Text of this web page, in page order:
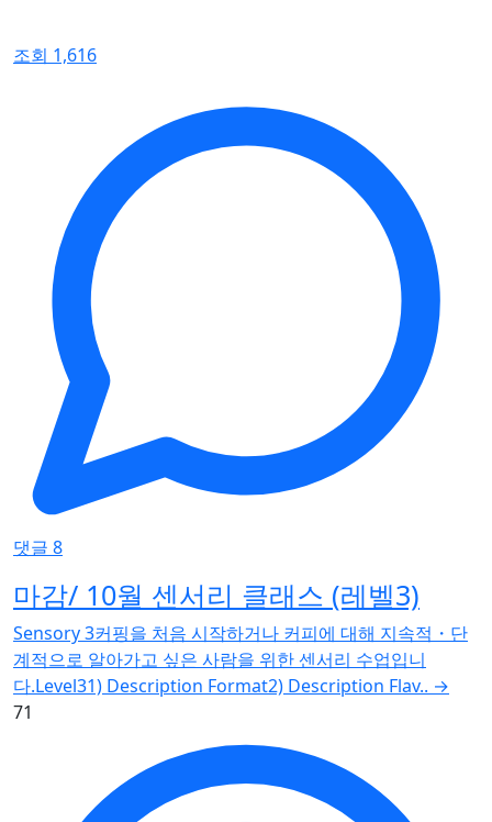
조회 1,616
댓글 8
마감/ 10월 센서리 클래스 (레벨3)
Sensory 3커핑을 처음 시작하거나 커피에 대해 지속적・단
계적으로 알아가고 싶은 사람을 위한 센서리 수업입니
다.Level31) Description Format2) Description Flav.. →
71